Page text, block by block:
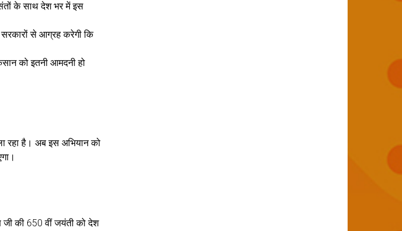
संतों के साथ देश भर में इस
सरकारों से आग्रह करेगी कि
को इतनी आमदनी हो
रहा है। अब इस अभियान को
जी की 650 वीं जयंती को देश